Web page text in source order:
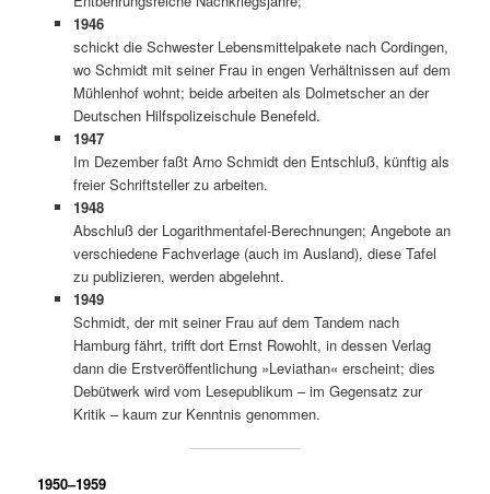
1946
schickt die Schwester Lebensmittelpakete nach Cordingen,
wo Schmidt mit seiner Frau in engen Verhältnissen auf dem
Mühlenhof wohnt; beide arbeiten als Dolmetscher an der
Deutschen Hilfspolizeischule Benefeld.
1947
Im Dezember faßt Arno Schmidt den Entschluß, künftig als
freier Schriftsteller zu arbeiten.
1948
Abschluß der Logarithmentafel-Berechnungen; Angebote an
verschiedene Fachverlage (auch im Ausland), diese Tafel
zu publizieren, werden abgelehnt.
1949
Schmidt, der mit seiner Frau auf dem Tandem nach
Hamburg fährt, trifft dort Ernst Rowohlt, in dessen Verlag
dann die Erstveröffentlichung »Leviathan« erscheint; dies
Debütwerk wird vom Lesepublikum – im Gegensatz zur
Kritik – kaum zur Kenntnis genommen.
1950–1959